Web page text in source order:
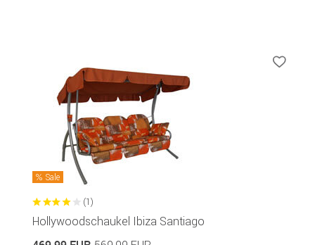
Sale
(1)
Hollywoodschaukel Ibiza Santiago